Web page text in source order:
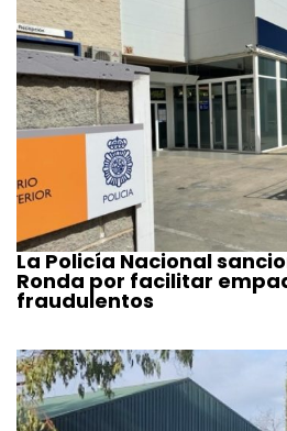
La Policía Nacional
Ronda por facilitar
fraudulentos